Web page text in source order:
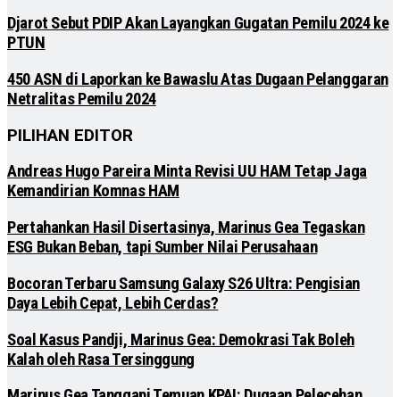
Djarot Sebut PDIP Akan Layangkan Gugatan Pemilu 2024 ke
PTUN
450 ASN di Laporkan ke Bawaslu Atas Dugaan Pelanggaran
Netralitas Pemilu 2024
PILIHAN EDITOR
Andreas Hugo Pareira Minta Revisi UU HAM Tetap Jaga
Kemandirian Komnas HAM
Pertahankan Hasil Disertasinya, Marinus Gea Tegaskan
ESG Bukan Beban, tapi Sumber Nilai Perusahaan
Bocoran Terbaru Samsung Galaxy S26 Ultra: Pengisian
Daya Lebih Cepat, Lebih Cerdas?
Soal Kasus Pandji, Marinus Gea: Demokrasi Tak Boleh
Kalah oleh Rasa Tersinggung